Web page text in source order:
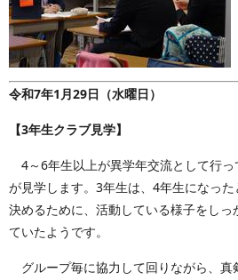
令和7年1月29日（水曜日）
【3年生クラブ見学】
4～6年生以上が異学年交流として行
が見学します。3年生は、4年生になっ
決めるために、活動している様子をしっ
ていたようです。
グループ毎に協力して回りながら、真